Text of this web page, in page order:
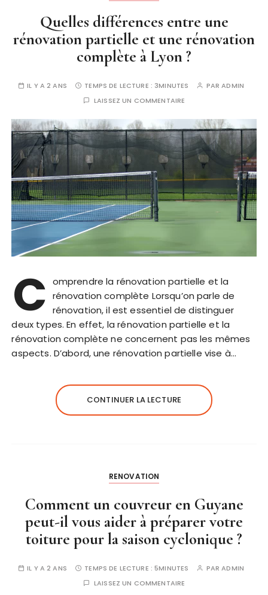
Quelles différences entre une
rénovation partielle et une rénovation
complète à Lyon ?
IL Y A 2 ANS TEMPS DE LECTURE : 3MINUTES PARADMIN
LAISSEZ UN COMMENTAIRE
C omprendre la rénovation partielle et la
rénovation complète Lorsqu’on parle de
rénovation, il est essentiel de distinguer
deux types. En effet, la rénovation partielle et la
rénovation complète ne concernent pas les mêmes
aspects. D’abord, une rénovation partielle vise à…
CONTINUER LA LECTURE
RENOVATION
Comment un couvreur en Guyane
peut-il vous aider à préparer votre
toiture pour la saison cyclonique ?
IL Y A 2 ANS TEMPS DE LECTURE :5MINUTES PARADMIN
LAISSEZ UN COMMENTAIRE